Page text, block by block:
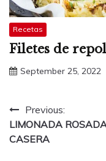
Recetas
Filetes de
September 25, 2022
Post
navigation
Previous:
LIMONADA
CASERA